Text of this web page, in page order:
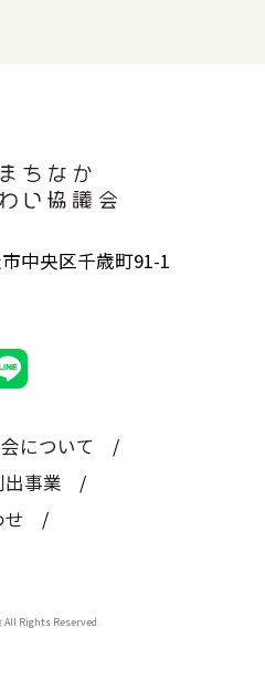
中央区千歳町91-1
について
出事業
せ
All Rights Reserved.